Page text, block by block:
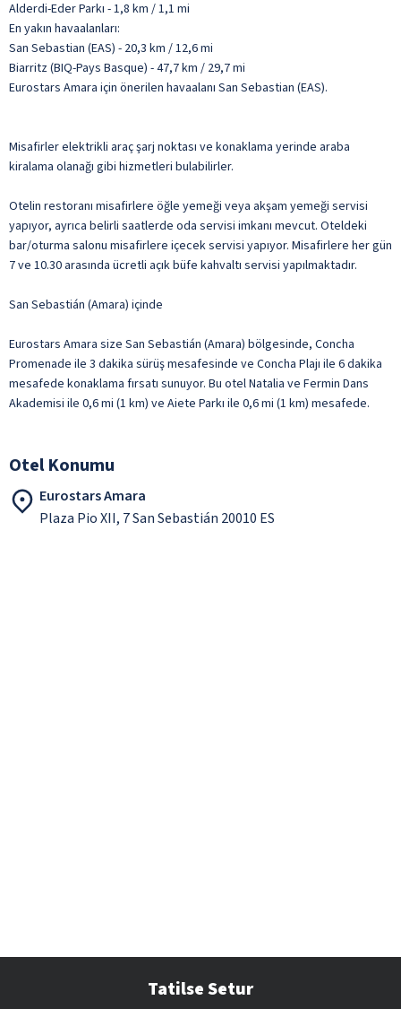
Alderdi-Eder Parkı - 1,8 km / 1,1 mi
En yakın havaalanları:
San Sebastian (EAS) - 20,3 km / 12,6 mi
Biarritz (BIQ-Pays Basque) - 47,7 km / 29,7 mi
Eurostars Amara için önerilen havaalanı San Sebastian (EAS).
Misafirler elektrikli araç şarj noktası ve konaklama yerinde araba
kiralama olanağı gibi hizmetleri bulabilirler.
Otelin restoranı misafirlere öğle yemeği veya akşam yemeği servisi
yapıyor, ayrıca belirli saatlerde oda servisi imkanı mevcut. Oteldeki
bar/oturma salonu misafirlere içecek servisi yapıyor. Misafirlere her gün
7 ve 10.30 arasında ücretli açık büfe kahvaltı servisi yapılmaktadır.
San Sebastián (Amara) içinde
Eurostars Amara size San Sebastián (Amara) bölgesinde, Concha
Promenade ile 3 dakika sürüş mesafesinde ve Concha Plajı ile 6 dakika
mesafede konaklama fırsatı sunuyor. Bu otel Natalia ve Fermin Dans
Akademisi ile 0,6 mi (1 km) ve Aiete Parkı ile 0,6 mi (1 km) mesafede.
Otel Konumu
Eurostars Amara
Plaza Pio XII, 7 San Sebastián 20010 ES
Tatilse Setur